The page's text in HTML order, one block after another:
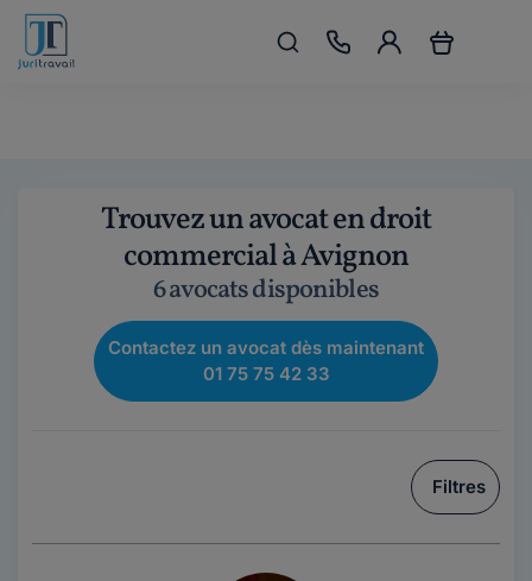
Trouvez un avocat en droit
commercial à Avignon
6 avocats disponibles
Contactez un avocat dès maintenant
01 75 75 42 33
Filtres